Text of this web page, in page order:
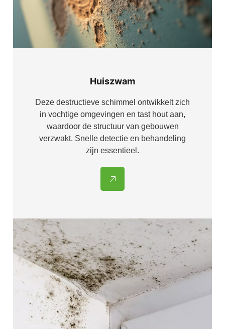
Huiszwam
Deze destructieve schimmel ontwikkelt zich
in vochtige omgevingen en tast hout aan,
waardoor de structuur van gebouwen
verzwakt. Snelle detectie en behandeling
zijn essentieel.